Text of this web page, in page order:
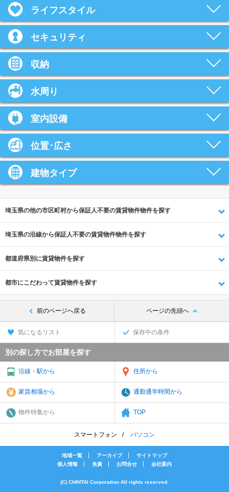
ライフスタイル
セキュリティ
収納
水周り
室内設備
位置･広さ
建物タイプ
埼玉県の他の市区町村から保証人不要の賃貸物件物件を探す
埼玉県の沿線から保証人不要の賃貸物件物件を探す
都道府県別に賃貸物件を探す
都市にこだわって賃貸物件を探す
前のページへ戻る ページの先頭へ
気になるリスト 保存中の条件
別の探し方でお部屋を探す
沿線・駅から 住所から
家賃相場から 通勤通学時間から
物件特集から TOP
スマートフォン パソコン
地域一覧 アーカイブ
サイトマップ
個人情報
免責 お問合せ 会社案内
(C) CHINTAI Corporation All rights reserved.